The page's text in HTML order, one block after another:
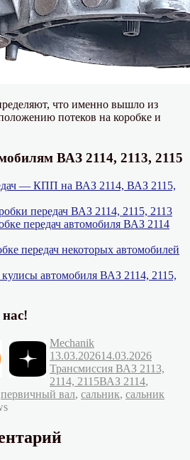
что именно вышло из
потеков на коробке и
ВАЗ 2114, 2113, 2115
— КПП на ВАЗ 2114, ВАЗ 2115,
передач ВАЗ 2114, 2115, 2113
передач автомобиля ВАЗ 2114
передач некоторых автомобилей
автомобиля ВАЗ 2114, 2115,
Автор
MechanikОпубликовано
13.03.202614.03.2026
Трансмиссия ВАЗ 2113,
2114, 2115Метки
ВАЗ 2114,
первичный вал, сальник, сальник